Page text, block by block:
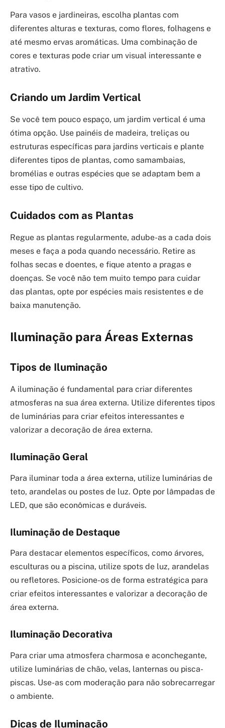
Para vasos e jardineiras, escolha plantas com
diferentes alturas e texturas, como flores, folhagens e
até mesmo ervas aromáticas. Uma combinação de
cores e texturas pode criar um visual interessante e
atrativo.
Criando um Jardim Vertical
Se você tem pouco espaço, um jardim vertical é uma
ótima opção. Use painéis de madeira, treliças ou
estruturas específicas para jardins verticais e plante
diferentes tipos de plantas, como samambaias,
bromélias e outras espécies que se adaptam bem a
esse tipo de cultivo.
Cuidados com as Plantas
Regue as plantas regularmente, adube-as a cada dois
meses e faça a poda quando necessário. Retire as
folhas secas e doentes, e fique atento a pragas e
doenças. Se você não tem muito tempo para cuidar
das plantas, opte por espécies mais resistentes e de
baixa manutenção.
Iluminação para Áreas Externas
Tipos de Iluminação
A iluminação é fundamental para criar diferentes
atmosferas na sua área externa. Utilize diferentes tipos
de luminárias para criar efeitos interessantes e
valorizar a decoração de área externa.
Iluminação Geral
Para iluminar toda a área externa, utilize luminárias de
teto, arandelas ou postes de luz. Opte por lâmpadas de
LED, que são econômicas e duráveis.
Iluminação de Destaque
Para destacar elementos específicos, como árvores,
esculturas ou a piscina, utilize spots de luz, arandelas
ou refletores. Posicione-os de forma estratégica para
criar efeitos interessantes e valorizar a decoração de
área externa.
Iluminação Decorativa
Para criar uma atmosfera charmosa e aconchegante,
utilize luminárias de chão, velas, lanternas ou pisca-
piscas. Use-as com moderação para não sobrecarregar
o ambiente.
Dicas de Iluminação